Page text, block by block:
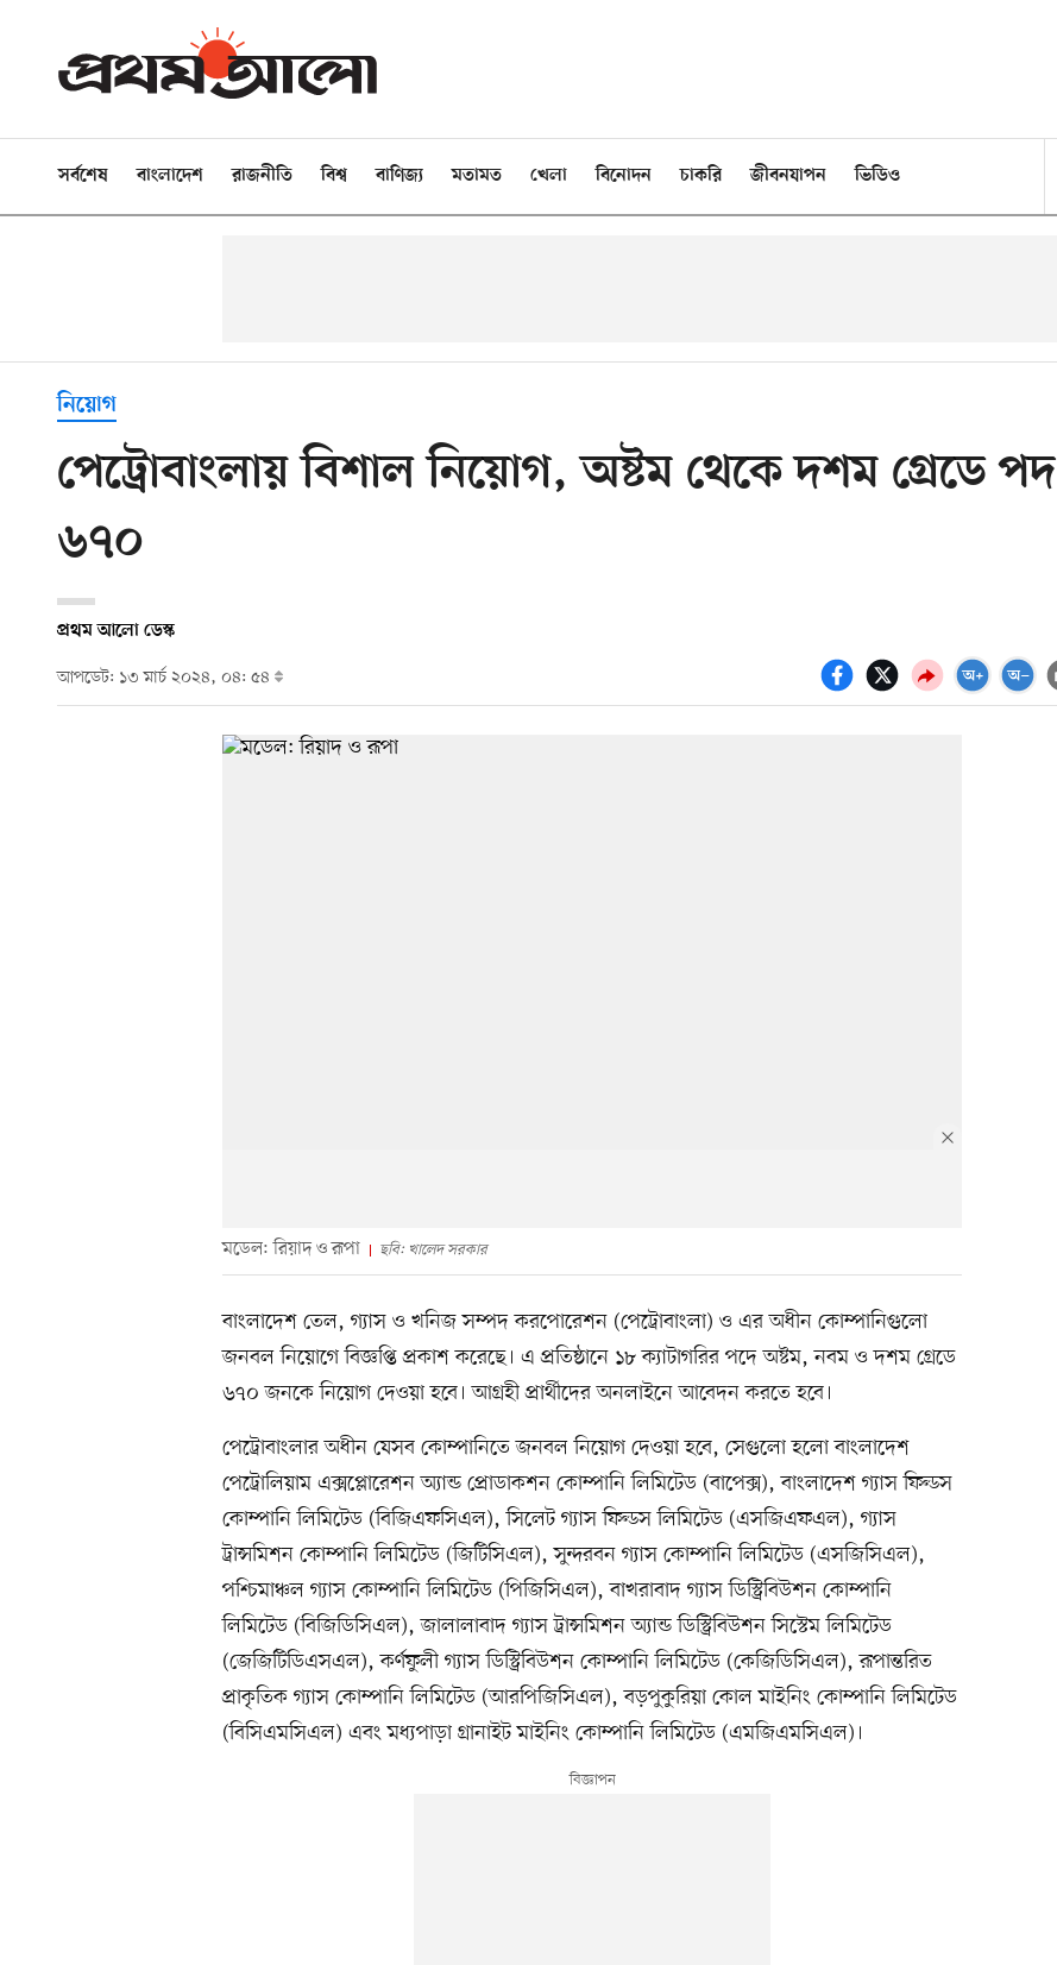
সর্বশেষ বাংলাদেশ রাজনীতি বিশ্ব বাণিজ্য মতামত খেলা বিনোদন চাকরি জীবনযাপন ভিডিও
নিয়োগ
পেট্রোবাংলায় বিশাল নিয়োগ, অষ্টম থেকে দশম গ্রেডে পদ
৬৭০
প্রথম আলো ডেস্ক
আপডেট: ১৩ মার্চ ২০২৪, ০৪: ৫৪
মডেল: রিয়াদ ও রূপা ছবি: খালেদ সরকার
বাংলাদেশ তেল, গ্যাস ও খনিজ সম্পদ করপোরেশন (পেট্রোবাংলা) ও এর অধীন কোম্পানিগুলো
জনবল নিয়োগে বিজ্ঞপ্তি প্রকাশ করেছে। এ প্রতিষ্ঠানে ১৮ ক্যাটাগরির পদে অষ্টম, নবম ও দশম গ্রেডে
৬৭০ জনকে নিয়োগ দেওয়া হবে। আগ্রহী প্রার্থীদের অনলাইনে আবেদন করতে হবে।
পেট্রোবাংলার অধীন যেসব কোম্পানিতে জনবল নিয়োগ দেওয়া হবে, সেগুলো হলো বাংলাদেশ
পেট্রোলিয়াম এক্সপ্লোরেশন অ্যান্ড প্রোডাকশন কোম্পানি লিমিটেড (বাপেক্স), বাংলাদেশ গ্যাস ফিল্ডস
কোম্পানি লিমিটেড (বিজিএফসিএল), সিলেট গ্যাস ফিল্ডস লিমিটেড (এসজিএফএল), গ্যাস
ট্রান্সমিশন কোম্পানি লিমিটেড (জিটিসিএল), সুন্দরবন গ্যাস কোম্পানি লিমিটেড (এসজিসিএল),
পশ্চিমাঞ্চল গ্যাস কোম্পানি লিমিটেড (পিজিসিএল), বাখরাবাদ গ্যাস ডিস্ট্রিবিউশন কোম্পানি
লিমিটেড (বিজিডিসিএল), জালালাবাদ গ্যাস ট্রান্সমিশন অ্যান্ড ডিস্ট্রিবিউশন সিস্টেম লিমিটেড
(জেজিটিডিএসএল), কর্ণফুলী গ্যাস ডিস্ট্রিবিউশন কোম্পানি লিমিটেড (কেজিডিসিএল), রূপান্তরিত
প্রাকৃতিক গ্যাস কোম্পানি লিমিটেড (আরপিজিসিএল), বড়পুকুরিয়া কোল মাইনিং কোম্পানি লিমিটেড
(বিসিএমসিএল) এবং মধ্যপাড়া গ্রানাইট মাইনিং কোম্পানি লিমিটেড (এমজিএমসিএল)।